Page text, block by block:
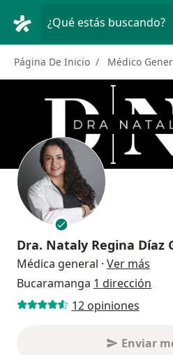
¿Qué estás buscando?
Página De Inicio Médico
Dra. Nataly Regina Díaz
Médica general · Ver más
Bucaramanga 1 dirección
12 opiniones
Enviar